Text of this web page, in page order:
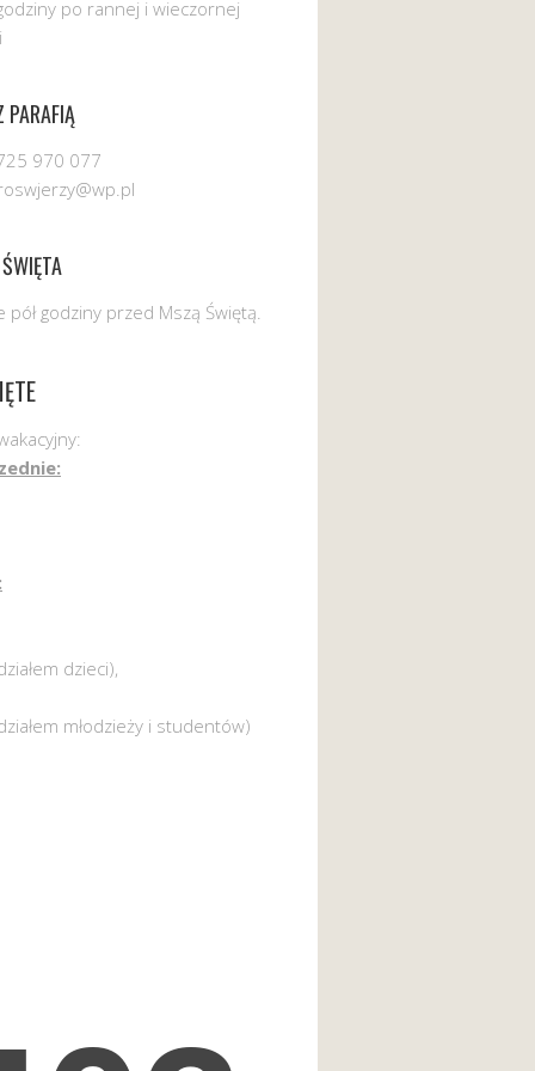
po rannej i wieczornej
PARAFIĄ
970 077
pół godziny przed Mszą Świętą.
dzieci),
młodzieży i studentów)